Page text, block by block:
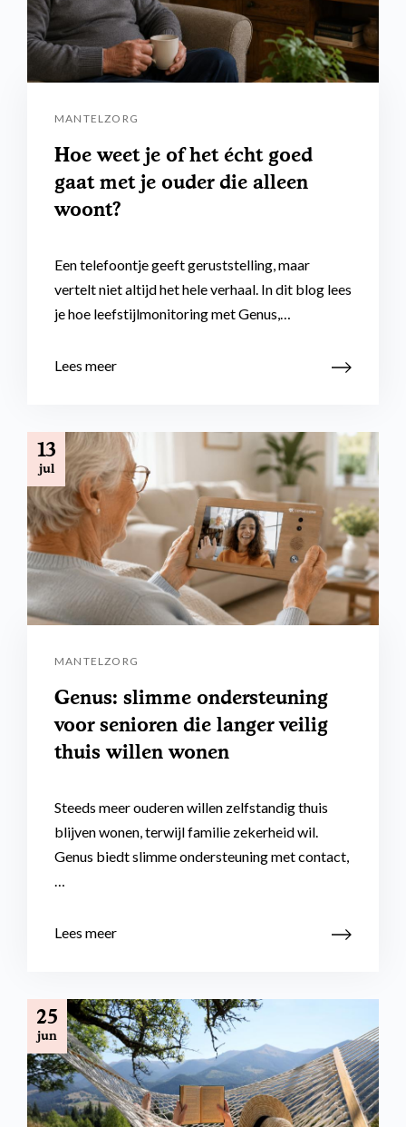
MANTELZORG
Hoe weet je of het écht goed
gaat met je ouder die alleen
woont?
Een telefoontje geeft geruststelling, maar
vertelt niet altijd het hele verhaal. In dit blog lees
je hoe leefstijlmonitoring met Genus,…
Lees meer
13
jul
MANTELZORG
Genus: slimme ondersteuning
voor senioren die langer veilig
thuis willen wonen
Steeds meer ouderen willen zelfstandig thuis
blijven wonen, terwijl familie zekerheid wil.
Genus biedt slimme ondersteuning met contact,
…
Lees meer
25
jun